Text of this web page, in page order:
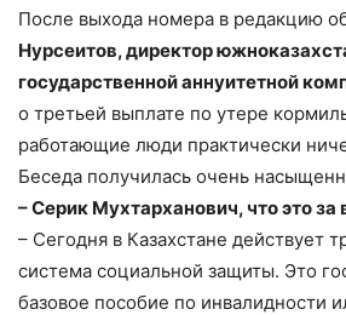
После выхода номера в редакцию
Нурсеитов, директор
государственной аннуитетной
о третьей выплате по утере
работающие люди практически
Беседа получилась очень
– Серик Мухтарханович, что это за
– Сегодня в Казахстане действует
система социальной защиты. Это
базовое пособие по инвалидности